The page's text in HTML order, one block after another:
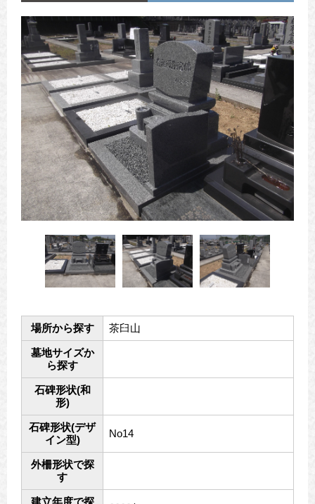
場所から探す 茶臼山
墓地サイズか
ら探す
石碑形状(和
形)
石碑形状(デザ
イン型)
No14
外柵形状で探
す
建立年度で探